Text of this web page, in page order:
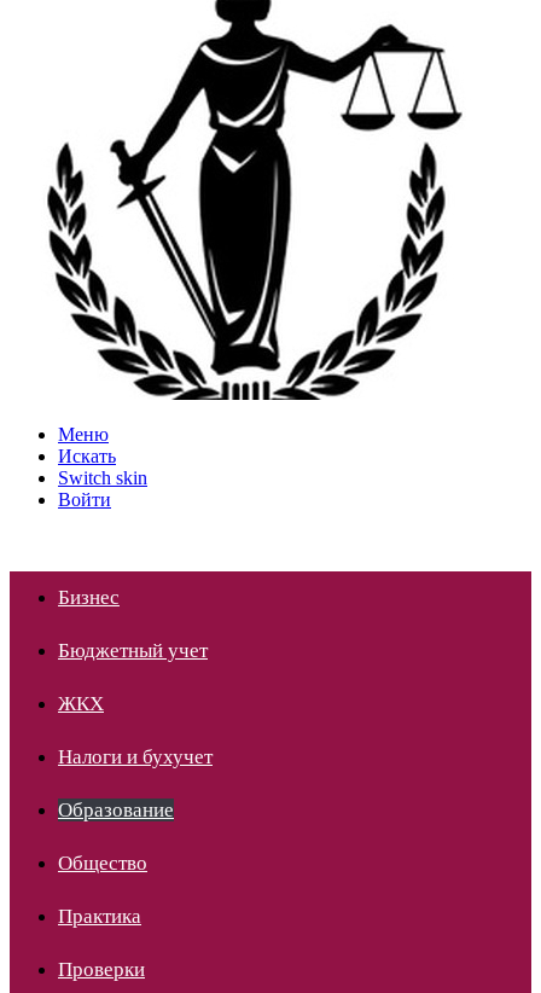
Меню
Искать
Switch skin
Войти
Бизнес
Бюджетный учет
ЖКХ
Налоги и бухучет
Образование
Общество
Практика
Проверки